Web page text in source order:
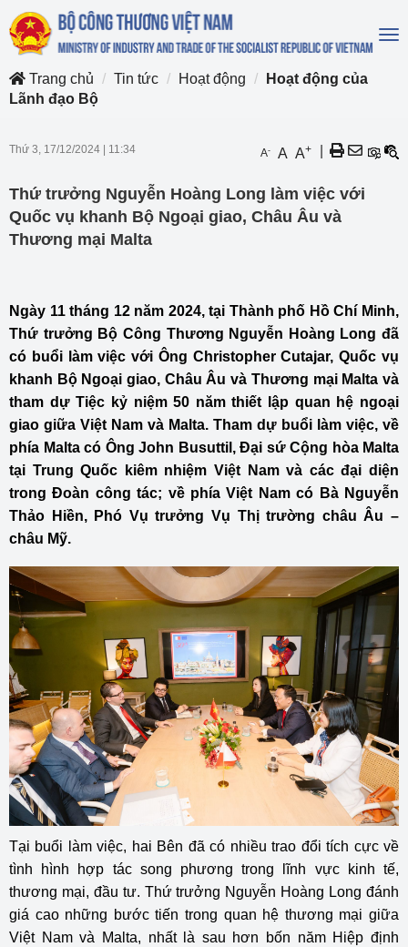
Trang chủ
Tin tức Hoạt động
Hoạt động của
Lãnh đạo Bộ
Thứ 3, 17/12/2024 11:34 A- A A+
Thứ trưởng Nguyễn Hoàng Long làm việc với
Quốc vụ khanh Bộ Ngoại giao, Châu Âu và
Thương mại Malta
Ngày 11 tháng 12 năm 2024, tại Thành phố Hồ Chí Minh,
Thứ trưởng Bộ Công Thương Nguyễn Hoàng Long đã
có buổi làm việc với Ông Christopher Cutajar, Quốc vụ
khanh Bộ Ngoại giao, Châu Âu và Thương mại Malta và
tham dự Tiệc kỷ niệm 50 năm thiết lập quan hệ ngoại
giao giữa Việt Nam và Malta. Tham dự buổi làm việc, về
phía Malta có Ông John Busuttil, Đại sứ Cộng hòa Malta
tại Trung Quốc kiêm nhiệm Việt Nam và các đại diện
trong Đoàn công tác; về phía Việt Nam có Bà Nguyễn
Thảo Hiền, Phó Vụ trưởng Vụ Thị trường châu Âu –
châu Mỹ.
Tại buổi làm việc, hai Bên đã có nhiều trao đổi tích cực về
tình hình hợp tác song phương trong lĩnh vực kinh tế,
thương mại, đầu tư. Thứ trưởng Nguyễn Hoàng Long đánh
giá cao những bước tiến trong quan hệ thương mại giữa
Việt Nam và Malta, nhất là sau hơn bốn năm Hiệp định